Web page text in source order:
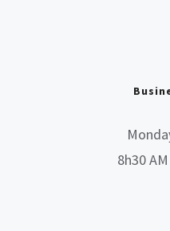
8h30